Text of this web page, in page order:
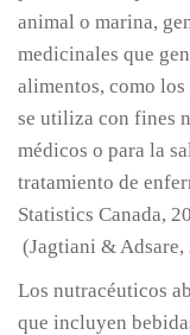
animal o marina,
medicinales que
alimentos, como
se utiliza con fines
médicos o para la
tratamiento de
Statistics Canada,
(Jagtiani & Adsare,
Los nutracéuticos
que incluyen